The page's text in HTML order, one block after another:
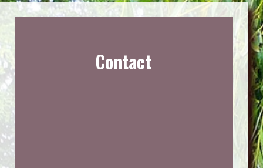
Contact